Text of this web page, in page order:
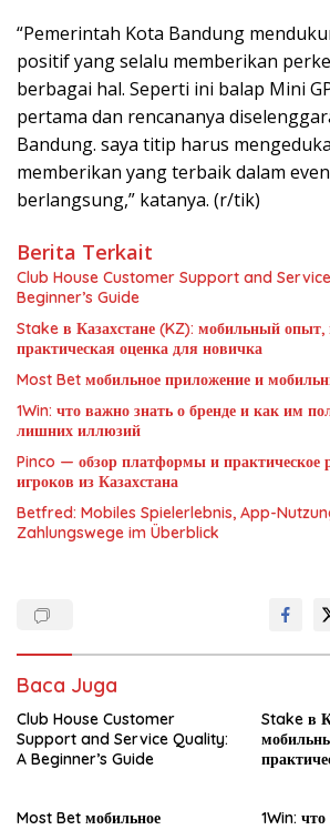
“Pemerintah Kota Bandung
positif yang selalu memberikan
berbagai hal. Seperti ini balap Mini
pertama dan rencananya
Bandung. saya titip harus
memberikan yang terbaik dalam
berlangsung,” katanya. (r/tik)
Berita Terkait
Club House Customer Support and
Beginner’s Guide
Stake в Казахстане (KZ): мобильный опыт,
практическая оценка для новичка
Most Bet мобильное приложение и
1Win: что важно знать о бренде и как им
лишних иллюзий
Pinco — обзор платформы и практическое
игроков из Казахстана
Betfred: Mobiles Spielerlebnis, App-
Zahlungswege im Überblick
Baca Juga
Club House Customer
Support and Service Quality:
A Beginner’s Guide
Stake в
Most Bet мобильное
1Win: